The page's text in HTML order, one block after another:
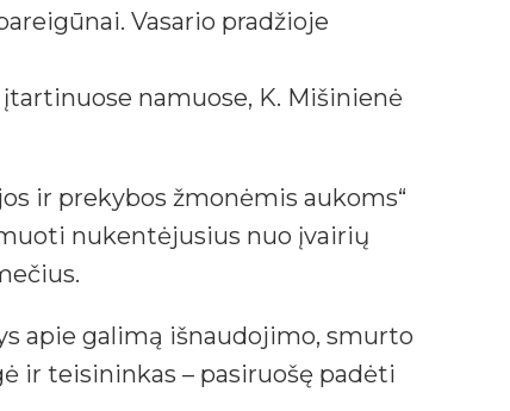
Vasario pradžioje
namuose, K. Mišinienė
ir prekybos žmonėmis aukoms“
nukentėjusius nuo įvairių
apie galimą išnaudojimo, smurto
ir teisininkas – pasiruošę padėti